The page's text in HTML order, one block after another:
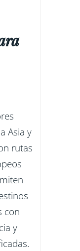
Asia y
rutas
con
y